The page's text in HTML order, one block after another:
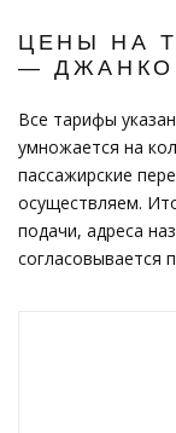
ЦЕНЫ НА
—
Все тарифы
умножается на
пассажирские
осуществляем.
подачи, адреса
согласовывается